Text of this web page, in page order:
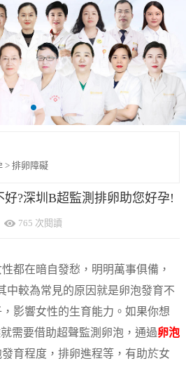
> 排卵障礙
?深圳B超監測排卵助您好孕!
765 次閱讀
都在暗自發愁，明明萬事俱備，
中較為常見的原因就是卵泡發育不
影響女性的生育能力。如果你想
需要借助超聲監測卵泡，通過卵泡
育程度，排卵進程等，有助於女